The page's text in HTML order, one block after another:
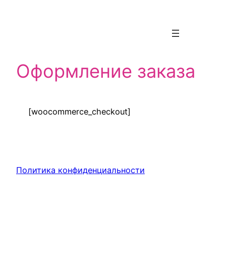
Оформление заказа
[woocommerce_checkout]
Политика конфиденциальности